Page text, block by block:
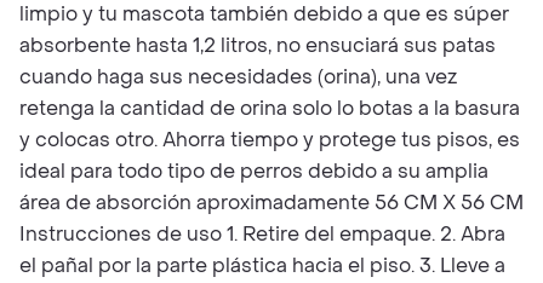
limpio y tu mascota también debido a que es súper
absorbente hasta 1,2 litros, no ensuciará sus patas
cuando haga sus necesidades (orina), una vez
retenga la cantidad de orina solo lo botas a la basura
y colocas otro. Ahorra tiempo y protege tus pisos, es
ideal para todo tipo de perros debido a su amplia
área de absorción aproximadamente 56 CM X 56 CM
Instrucciones de uso 1. Retire del empaque. 2. Abra
el pañal por la parte plástica hacia el piso. 3. Lleve a